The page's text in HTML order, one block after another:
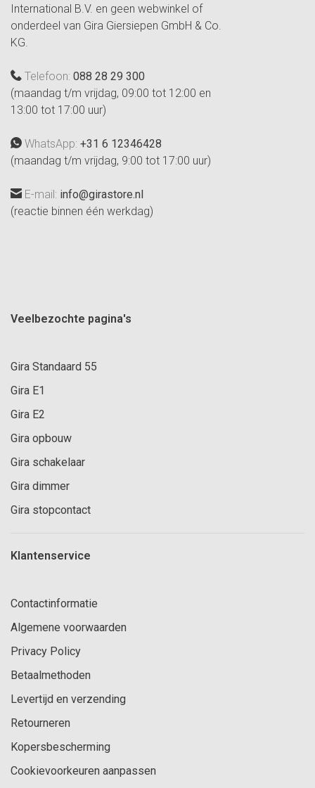
International B.V. en geen webwinkel of
onderdeel van Gira Giersiepen GmbH & Co.
KG.
Telefoon: 088 28 29 300
(maandag t/m vrijdag, 09:00 tot 12:00 en
13:00 tot 17:00 uur)
WhatsApp: +31 6 12346428
(maandag t/m vrijdag, 9:00 tot 17:00 uur)
E-mail: info@girastore.nl
(reactie binnen één werkdag)
Veelbezochte pagina's
Gira Standaard 55
Gira E1
Gira E2
Gira opbouw
Gira schakelaar
Gira dimmer
Gira stopcontact
Klantenservice
Contactinformatie
Algemene voorwaarden
Privacy Policy
Betaalmethoden
Levertijd en verzending
Retourneren
Kopersbescherming
Cookievoorkeuren aanpassen